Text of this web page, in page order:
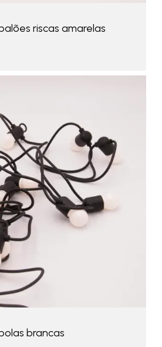
riscas amarelas
brancas